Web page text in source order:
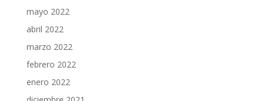
mayo 2022
abril 2022
marzo 2022
febrero 2022
enero 2022